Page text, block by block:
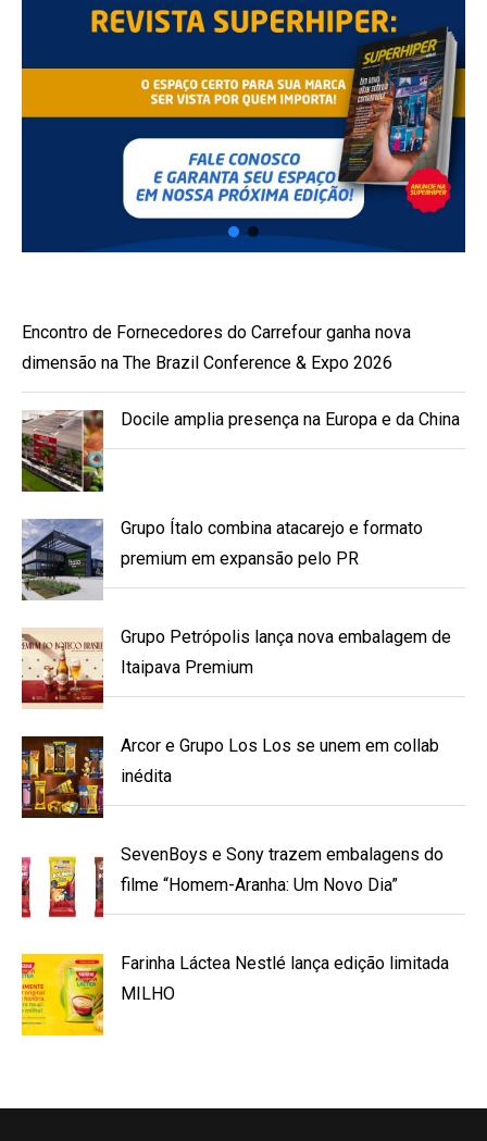
Encontro de Fornecedores do Carrefour ganha nova
dimensão na The Brazil Conference & Expo 2026
Docile amplia presença na Europa e da China
Grupo Ítalo combina atacarejo e formato
premium em expansão pelo PR
Grupo Petrópolis lança nova embalagem de
Itaipava Premium
Arcor e Grupo Los Los se unem em collab
inédita
SevenBoys e Sony trazem embalagens do
filme “Homem-Aranha: Um Novo Dia”
Farinha Láctea Nestlé lança edição limitada
MILHO